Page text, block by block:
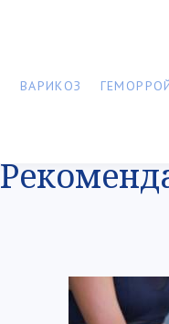
ВАРИКОЗ